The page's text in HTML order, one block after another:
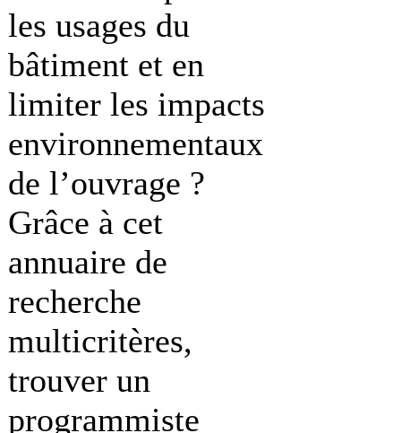
les usages du
bâtiment et en
limiter les impacts
environnementaux
de l’ouvrage ?
Grâce à cet
annuaire de
recherche
multicritères,
trouver un
programmiste